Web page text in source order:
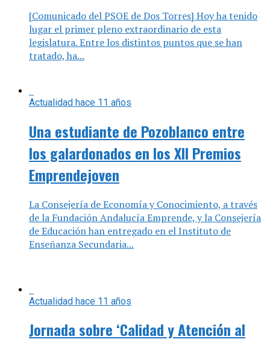
Actualidadhace 11 años
Una estudiante de Pozoblanco entre
Emprendejoven
La Consejería de Economía y Conocimiento, a través
de la Fundación Andalucía Emprende, y la Consejería
de Educación han entregado en el Instituto de
Enseñanza Secundaria...
Actualidadhace 11 años
Jornada sobre ‘Calidad y Atención al
cliente’ en Belalcázar
Belalcázar una jornada técnica destinada al sector de
la hostelería y restauración, “Calidad y Atención al
cliente”....